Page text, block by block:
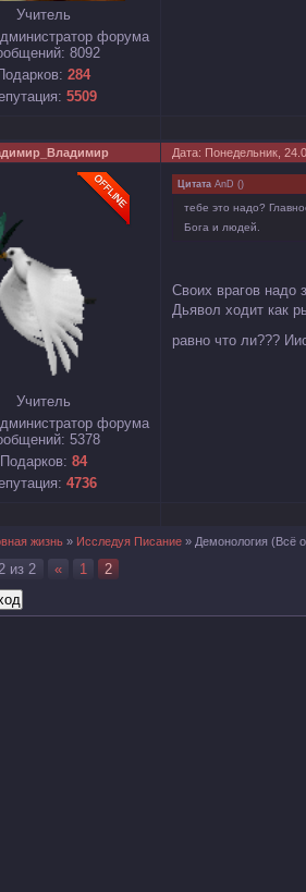
Учитель
форума
8092
284
5509
Дата: Понедельник,
Учитель
форума
5378
Подарков: 84
4736
Цитата AnD ()
тебе это надо?
Бога и людей.
Своих врагов надо
Дьявол ходит как
равно что ли???
жизнь » Исследуя Писание » Демонология (Всё
из 2 « 1 2